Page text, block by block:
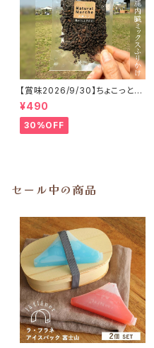
【賞味2026/9/30】ちょこっと
「鹿内臓mixふりかけ」ジビエ鹿
おやつ
¥490
30%OFF
セール中の商品